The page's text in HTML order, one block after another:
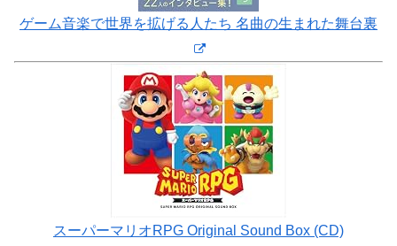
ゲーム音楽で世界を拡げる人たち 名曲の生まれた舞台裏
スーパーマリオRPG Original Sound Box (CD)